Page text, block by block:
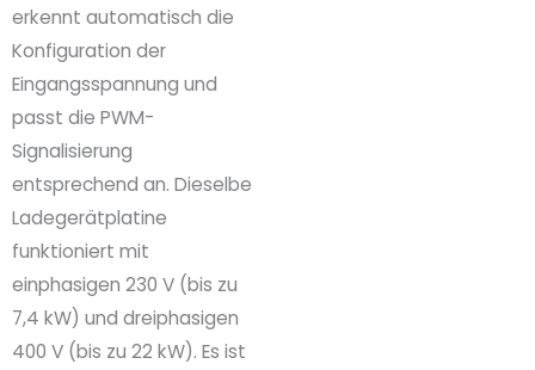
erkennt automatisch die
Konfiguration der
Eingangsspannung und
passt die PWM-
Signalisierung
entsprechend an. Dieselbe
Ladegerätplatine
funktioniert mit
einphasigen 230 V (bis zu
7,4 kW) und dreiphasigen
400 V (bis zu 22 kW). Es ist